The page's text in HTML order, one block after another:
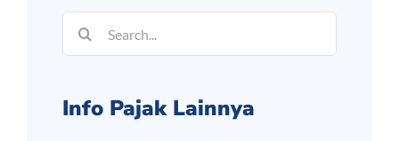
Search
for:
Info Pajak Lainnya